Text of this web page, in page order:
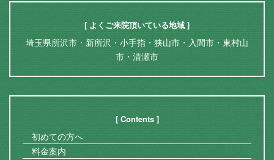
[ よくご来院頂いている地域 ]
埼玉県所沢市・新所沢・小手指・狭山市・入間市・東村山
市・清瀬市
[ Contents ]
初めての方へ
料金案内